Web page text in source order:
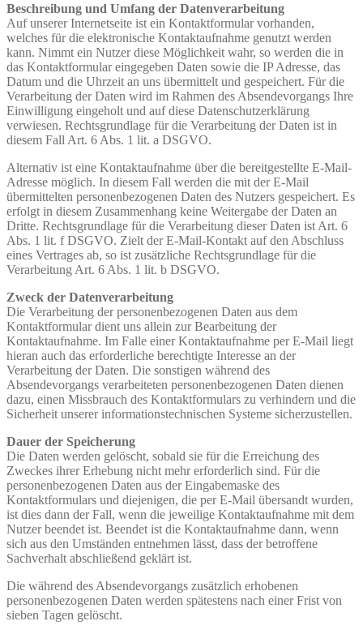
Beschreibung und Umfang der Datenverarbeitung
Auf unserer Internetseite ist ein Kontaktformular vorhanden,
welches für die elektronische Kontaktaufnahme genutzt werden
kann. Nimmt ein Nutzer diese Möglichkeit wahr, so werden die in
das Kontaktformular eingegeben Daten sowie die IP Adresse, das
Datum und die Uhrzeit an uns übermittelt und gespeichert. Für die
Verarbeitung der Daten wird im Rahmen des Absendevorgangs Ihre
Einwilligung eingeholt und auf diese Datenschutzerklärung
verwiesen. Rechtsgrundlage für die Verarbeitung der Daten ist in
diesem Fall Art. 6 Abs. 1 lit. a DSGVO.
Alternativ ist eine Kontaktaufnahme über die bereitgestellte E‐Mail‐
Adresse möglich. In diesem Fall werden die mit der E‐Mail
übermittelten personenbezogenen Daten des Nutzers gespeichert. Es
erfolgt in diesem Zusammenhang keine Weitergabe der Daten an
Dritte. Rechtsgrundlage für die Verarbeitung dieser Daten ist Art. 6
Abs. 1 lit. f DSGVO. Zielt der E‐Mail‐Kontakt auf den Abschluss
eines Vertrages ab, so ist zusätzliche Rechtsgrundlage für die
Verarbeitung Art. 6 Abs. 1 lit. b DSGVO.
Zweck der Datenverarbeitung
Die Verarbeitung der personenbezogenen Daten aus dem
Kontaktformular dient uns allein zur Bearbeitung der
Kontaktaufnahme. Im Falle einer Kontaktaufnahme per E‐Mail liegt
hieran auch das erforderliche berechtigte Interesse an der
Verarbeitung der Daten. Die sonstigen während des
Absendevorgangs verarbeiteten personenbezogenen Daten dienen
dazu, einen Missbrauch des Kontaktformulars zu verhindern und die
Sicherheit unserer informationstechnischen Systeme sicherzustellen.
Dauer der Speicherung
Die Daten werden gelöscht, sobald sie für die Erreichung des
Zweckes ihrer Erhebung nicht mehr erforderlich sind. Für die
personenbezogenen Daten aus der Eingabemaske des
Kontaktformulars und diejenigen, die per E-Mail übersandt wurden,
ist dies dann der Fall, wenn die jeweilige Kontaktaufnahme mit dem
Nutzer beendet ist. Beendet ist die Kontaktaufnahme dann, wenn
sich aus den Umständen entnehmen lässt, dass der betroffene
Sachverhalt abschließend geklärt ist.
Die während des Absendevorgangs zusätzlich erhobenen
personenbezogenen Daten werden spätestens nach einer Frist von
sieben Tagen gelöscht.